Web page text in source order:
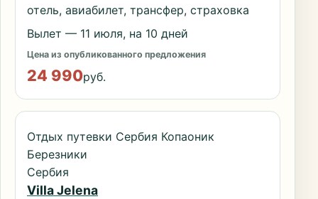
отель, авиабилет, трансфер, страховка
Вылет — 11 июля, на 10 дней
Цена из опубликованного предложения
24 990руб.
Отдых путевки Сербия Копаоник
Березники
Сербия
Villa Jelena